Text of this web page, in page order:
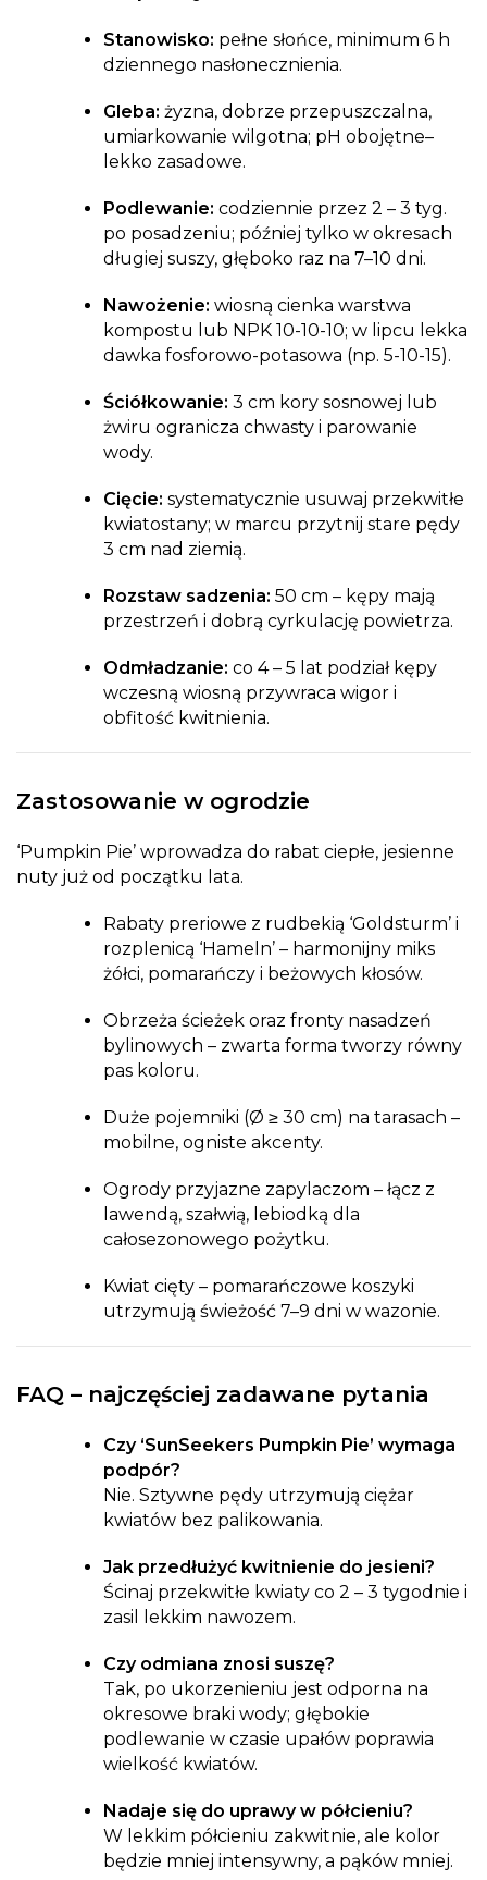
Stanowisko: pełne słońce, minimum 6 h
dziennego nasłonecznienia.
Gleba: żyzna, dobrze przepuszczalna,
umiarkowanie wilgotna; pH obojętne–
lekko zasadowe.
Podlewanie: codziennie przez 2 – 3 tyg.
po posadzeniu; później tylko w okresach
długiej suszy, głęboko raz na 7–10 dni.
Nawożenie: wiosną cienka warstwa
kompostu lub NPK 10-10-10; w lipcu lekka
dawka fosforowo-potasowa (np. 5-10-15).
Ściółkowanie: 3 cm kory sosnowej lub
żwiru ogranicza chwasty i parowanie
wody.
Cięcie: systematycznie usuwaj przekwitłe
kwiatostany; w marcu przytnij stare pędy
3 cm nad ziemią.
Rozstaw sadzenia: 50 cm – kępy mają
przestrzeń i dobrą cyrkulację powietrza.
Odmładzanie: co 4 – 5 lat podział kępy
wczesną wiosną przywraca wigor i
obfitość kwitnienia.
Zastosowanie w ogrodzie
‘Pumpkin Pie’ wprowadza do rabat ciepłe, jesienne
nuty już od początku lata.
Rabaty preriowe z rudbekią ‘Goldsturm’ i
rozplenicą ‘Hameln’ – harmonijny miks
żółci, pomarańczy i beżowych kłosów.
Obrzeża ścieżek oraz fronty nasadzeń
bylinowych – zwarta forma tworzy równy
pas koloru.
Duże pojemniki (Ø ≥ 30 cm) na tarasach –
mobilne, ogniste akcenty.
Ogrody przyjazne zapylaczom – łącz z
lawendą, szałwią, lebiodką dla
całosezonowego pożytku.
Kwiat cięty – pomarańczowe koszyki
utrzymują świeżość 7–9 dni w wazonie.
FAQ – najczęściej zadawane pytania
Czy ‘SunSeekers Pumpkin Pie’ wymaga
podpór?
Nie. Sztywne pędy utrzymują ciężar
kwiatów bez palikowania.
Jak przedłużyć kwitnienie do jesieni?
Ścinaj przekwitłe kwiaty co 2 – 3 tygodnie i
zasil lekkim nawozem.
Czy odmiana znosi suszę?
Tak, po ukorzenieniu jest odporna na
okresowe braki wody; głębokie
podlewanie w czasie upałów poprawia
wielkość kwiatów.
Nadaje się do uprawy w półcieniu?
W lekkim półcieniu zakwitnie, ale kolor
będzie mniej intensywny, a pąków mniej.